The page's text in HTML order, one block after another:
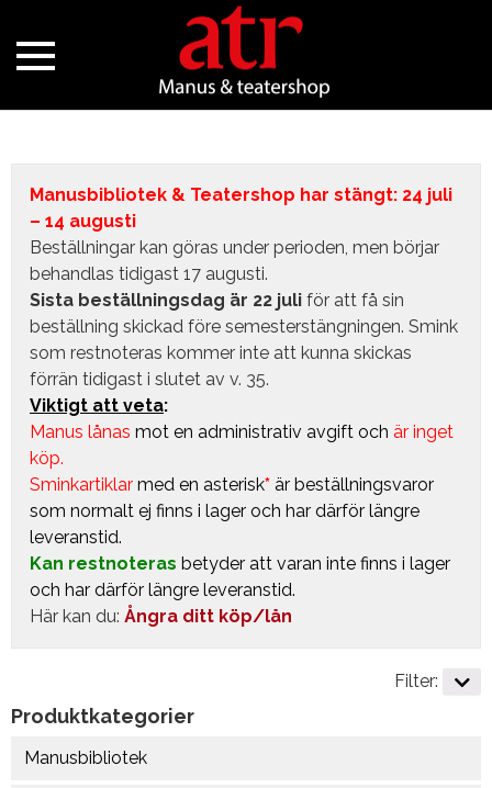
Manusbibliotek & Teatershop har stängt: 24 juli
– 14 augusti
Beställningar kan göras under perioden, men börjar
behandlas tidigast 17 augusti.
Sista beställningsdag är 22 juli för att få sin
beställning skickad före semesterstängningen. Smink
som restnoteras kommer inte att kunna skickas
förrän tidigast i slutet av v. 35.
Viktigt att veta:
Manus lånas mot en administrativ avgift och är inget
köp.
Sminkartiklar med en asterisk* är beställningsvaror
som normalt ej finns i lager och har därför längre
leveranstid.
Kan restnoteras betyder att varan inte finns i lager
och har därför längre leveranstid.
Här kan du: Ångra ditt köp/lån
Produktkategorier
Manusbibliotek
Filter: